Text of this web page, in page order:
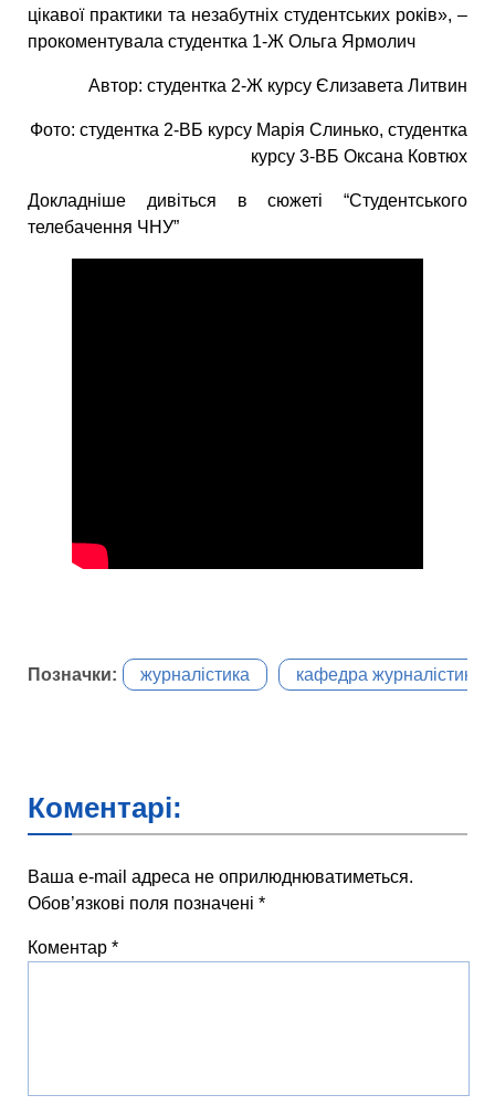
цікавої практики та незабутніх студентських років», –
прокоментувала студентка 1-Ж Ольга Ярмолич
Автор: студентка 2-Ж курсу Єлизавета Литвин
Фото: студентка 2-ВБ курсу Марія Слинько, студентка
курсу 3-ВБ Оксана Ковтюх
Докладніше дивіться в сюжеті “Студентського
телебачення ЧНУ”
Позначки: журналістика кафедра журналістики
Коментарі:
Ваша e-mail адреса не оприлюднюватиметься.
Обов’язкові поля позначені *
Коментар *